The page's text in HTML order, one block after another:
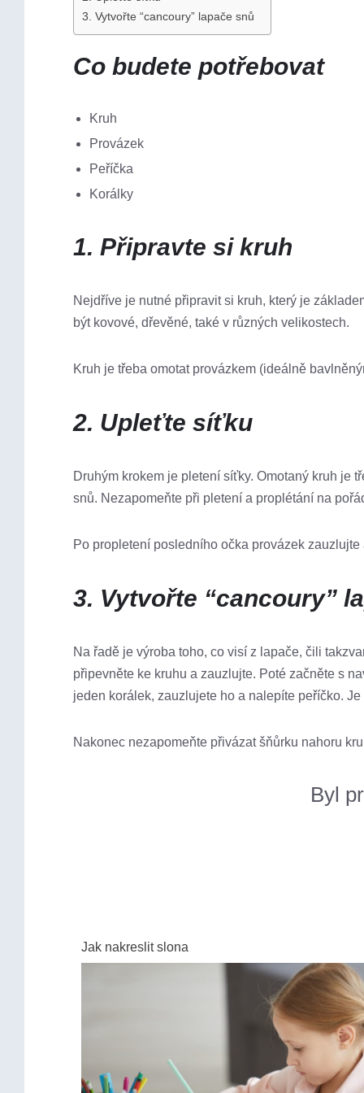
3. Vytvořte “cancoury” lapače snů
Co budete potřebovat
Kruh
Provázek
Peříčka
Korálky
1. Připravte si kruh
Nejdříve je nutné připravit si kruh, který je
být kovové, dřevěné, také v různých velikostech.
Kruh je třeba omotat provázkem (ideálně
2. Upleťte síťku
Druhým krokem je pletení síťky. Omotaný kruh je
snů. Nezapomeňte při pletení a proplétání na
Po propletení posledního očka provázek
3. Vytvořte “cancoury”
Na řadě je výroba toho, co visí z lapače, čili
připevněte ke kruhu a zauzlujte. Poté začněte s
jeden korálek, zauzlujete ho a nalepíte peříčko.
Nakonec nezapomeňte přivázat šňůrku nahoru
Byl
Jak nakreslit slona